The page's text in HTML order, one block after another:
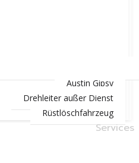
Austin Gipsy
Drehleiter außer Dienst
Rüstlöschfahrzeug
Services